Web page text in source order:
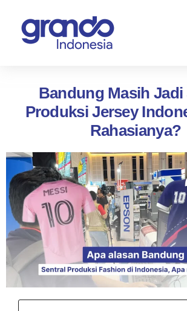
Bandung Masih Jadi
Produksi Jersey
Rahasianya?